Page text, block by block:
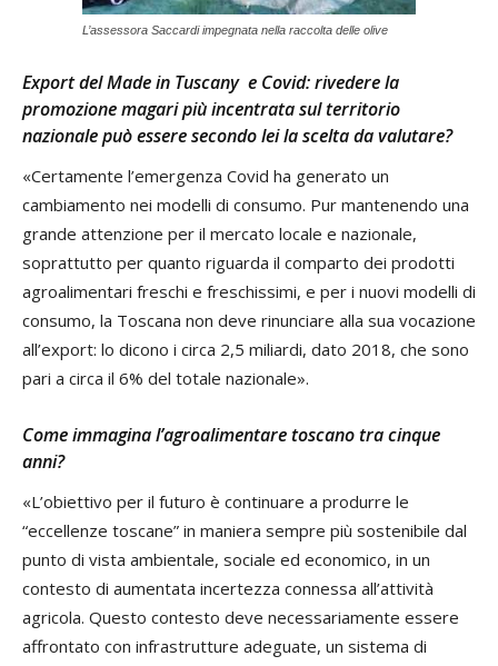
L’assessora Saccardi impegnata nella raccolta delle olive
Export del Made in Tuscany e Covid: rivedere la
promozione magari più incentrata sul territorio
nazionale può essere secondo lei la scelta da valutare?
«Certamente l’emergenza Covid ha generato un
cambiamento nei modelli di consumo. Pur mantenendo una
grande attenzione per il mercato locale e nazionale,
soprattutto per quanto riguarda il comparto dei prodotti
agroalimentari freschi e freschissimi, e per i nuovi modelli di
consumo, la Toscana non deve rinunciare alla sua vocazione
all’export: lo dicono i circa 2,5 miliardi, dato 2018, che sono
pari a circa il 6% del totale nazionale».
Come immagina l’agroalimentare toscano tra cinque
anni?
«L’obiettivo per il futuro è continuare a produrre le
“eccellenze toscane” in maniera sempre più sostenibile dal
punto di vista ambientale, sociale ed economico, in un
contesto di aumentata incertezza connessa all’attività
agricola. Questo contesto deve necessariamente essere
affrontato con infrastrutture adeguate, un sistema di